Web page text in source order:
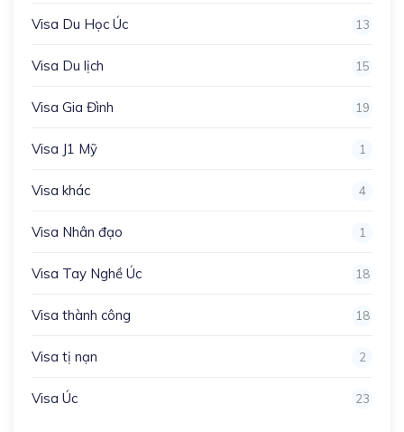
Visa Du Học Úc 13
Visa Du lịch 15
Visa Gia Đình 19
Visa J1 Mỹ 1
Visa khác 4
Visa Nhân đạo 1
Visa Tay Nghề Úc 18
Visa thành công 18
Visa tị nạn 2
Visa Úc 23